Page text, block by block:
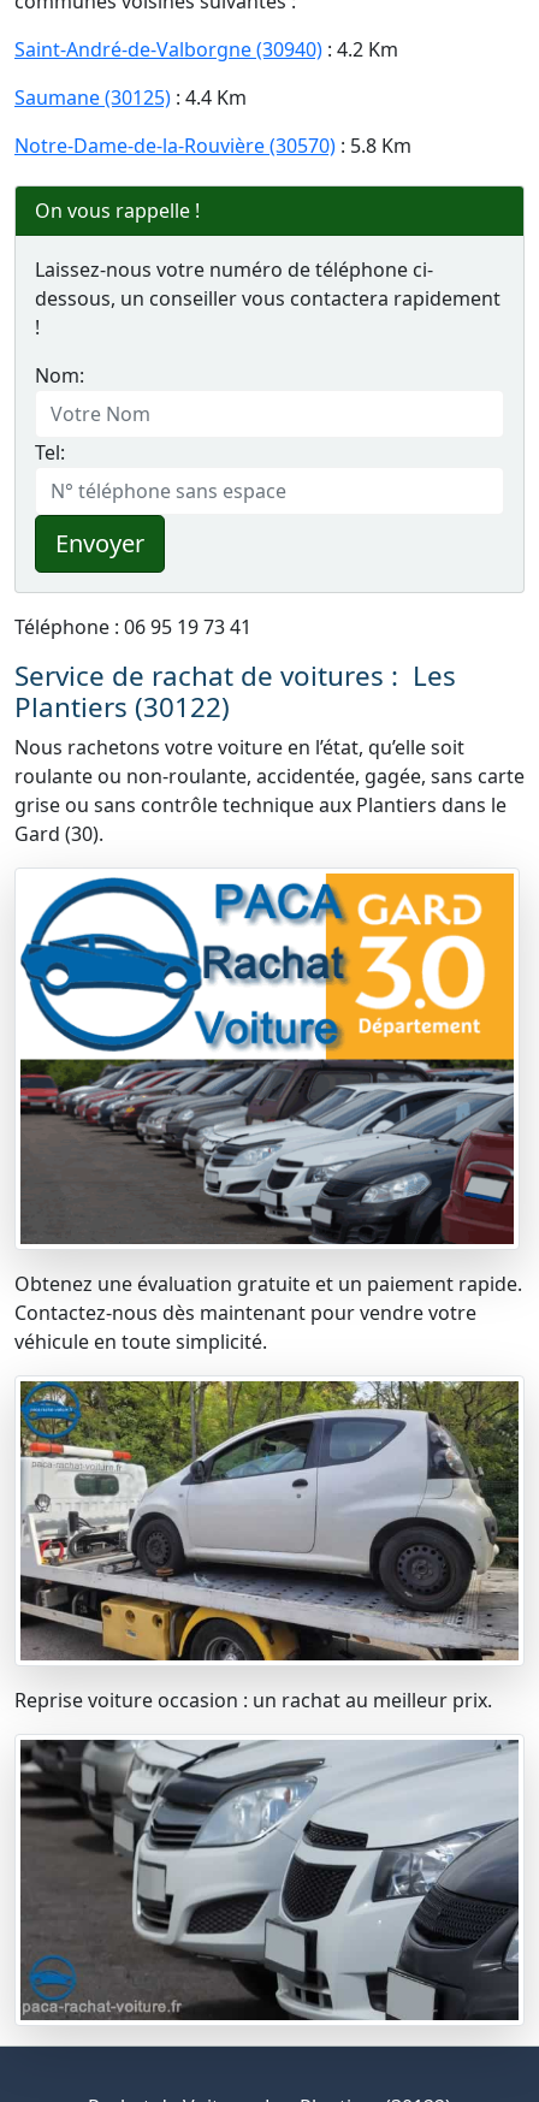
Saint-André-de-Valborgne (30940) : 4.2 Km
Saumane (30125) : 4.4 Km
Notre-Dame-de-la-Rouvière (30570) : 5.8 Km
On vous rappelle !
Laissez-nous votre numéro de téléphone ci-
dessous, un conseiller vous contactera rapidement
!
Nom:
Tel:
Envoyer
Téléphone : 06 95 19 73 41
Service de rachat de voitures : Les
Plantiers (30122)
Nous rachetons votre voiture en l’état, qu’elle soit
roulante ou non-roulante, accidentée, gagée, sans carte
grise ou sans contrôle technique aux Plantiers dans le
Gard (30).
Obtenez une évaluation gratuite et un paiement rapide.
Contactez-nous dès maintenant pour vendre votre
véhicule en toute simplicité.
Reprise voiture occasion : un rachat au meilleur prix.